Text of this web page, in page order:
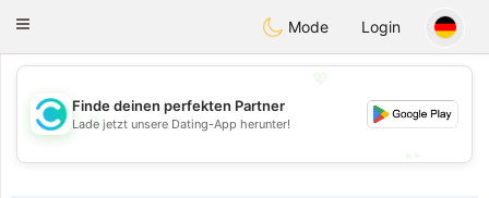
olombiaCitas
Toggle
Mode Login
💖
💕
Finde deinen perfekten Partner
Lade jetzt unsere Dating-App herunter!